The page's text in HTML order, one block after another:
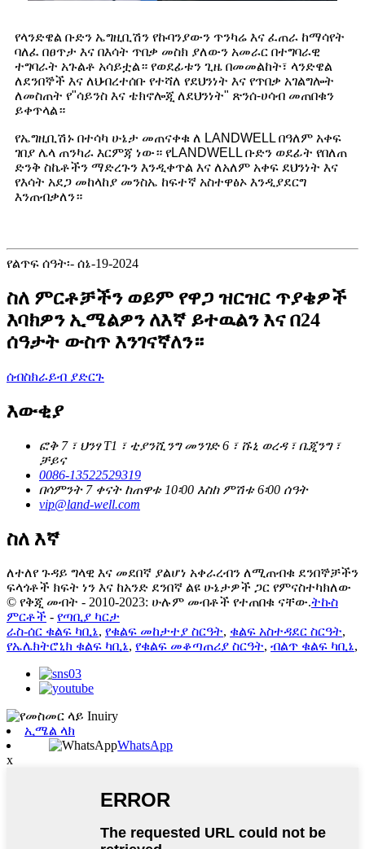
የላንድዌል ቡድን ኤግዚቢሽን የኩባንያውን ጥንካሬ እና ፈጠራ ከማሳየት
ባለፈ በፀጥታ እና በእሳት ጥበቃ መስክ ያለውን አመራር በተግባራዊ
ተግባራት አጉልቶ አሳይቷል። የወደፊቱን ጊዜ በመመልከት፣ ላንድዌል
ለደንበኞች እና ለህብረተሰቡ የተሻለ የደህንነት እና የጥበቃ አገልግሎት
ለመስጠት የ"ሳይንስ እና ቴክኖሎጂ ለደህንነት" ጽንሰ-ሀሳብ መጠበቁን
ይቀጥላል።
የኤግዚቢሽኑ በተሳካ ሁኔታ መጠናቀቁ ለ LANDWELL በዓለም አቀፍ
ገበያ ሌላ ጠንካራ እርምጃ ነው። የLANDWELL ቡድን ወደፊት የበለጠ
ድንቅ ስኬቶችን ማድረጉን እንዲቀጥል እና ለአለም አቀፍ ደህንነት እና
የእሳት አደጋ መከላከያ መንስኤ ከፍተኛ አስተዋፅኦ እንዲያደርግ
እንጠብቃለን።
የልጥፍ ሰዓት፡- ሰኔ-19-2024
ስለ ምርቶቻችን ወይም የዋጋ ዝርዝር ጥያቄዎች
እባክዎን ኢሜልዎን ለእኛ ይተዉልን እና በ24
ሰዓታት ውስጥ እንገናኛለን።
ሰብስክራይብ ያድርጉ
እውቂያ
ፎቅ 7 ፣ ህንፃ T1 ፣ ቲያንሺንግ መንገድ 6 ፣ ሹኒ ወረዳ ፣ ቤጂንግ ፣
ቻይና
0086-13522529319
በሳምንት 7 ቀናት ከጠዋቱ 10፡00 እስከ ምሽቱ 6፡00 ሰዓት
vip@land-well.com
ስለ እኛ
ለተለየ ጉዳይ ግላዊ እና መደበኛ ያልሆነ አቀራረብን ለሚጠብቁ ደንበኞቻችን
ፍላጎቶች ክፍት ነን እና ከአንድ ደንበኛ ልዩ ሁኔታዎች ጋር የምናስተካክለው
© የቅጂ መብት - 2010-2023: ሁሉም መብቶች የተጠበቁ ናቸው.ትኩስ
ምርቶች - የጣቢያ ካርታ
ራስ-ሰር ቁልፍ ካቢኔ, የቁልፍ መከታተያ ስርዓት, ቁልፍ አስተዳደር ስርዓት,
የኤሌክትሮኒክ ቁልፍ ካቢኔ, የቁልፍ መቆጣጠሪያ ስርዓት, ብልጥ ቁልፍ ካቢኔ,
ኢሜል ላክ
WhatsApp
x